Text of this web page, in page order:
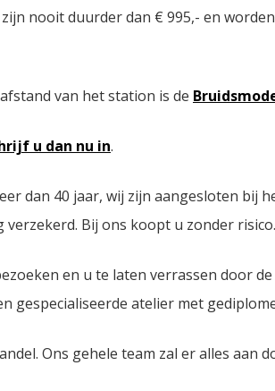
nooit duurder dan € 995,- en
van het station is de
u dan nu in.
dan 40 jaar, wij zijn aangesloten
Bij ons koopt u zonder risico.
en u te laten verrassen door
gespecialiseerde atelier met
Ons gehele team zal er alles aan